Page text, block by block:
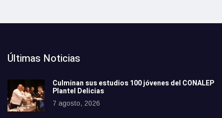
Últimas Noticias
Culminan sus estudios 100 jóvenes del CONALEP
Plantel Delicias
7 agosto, 2026